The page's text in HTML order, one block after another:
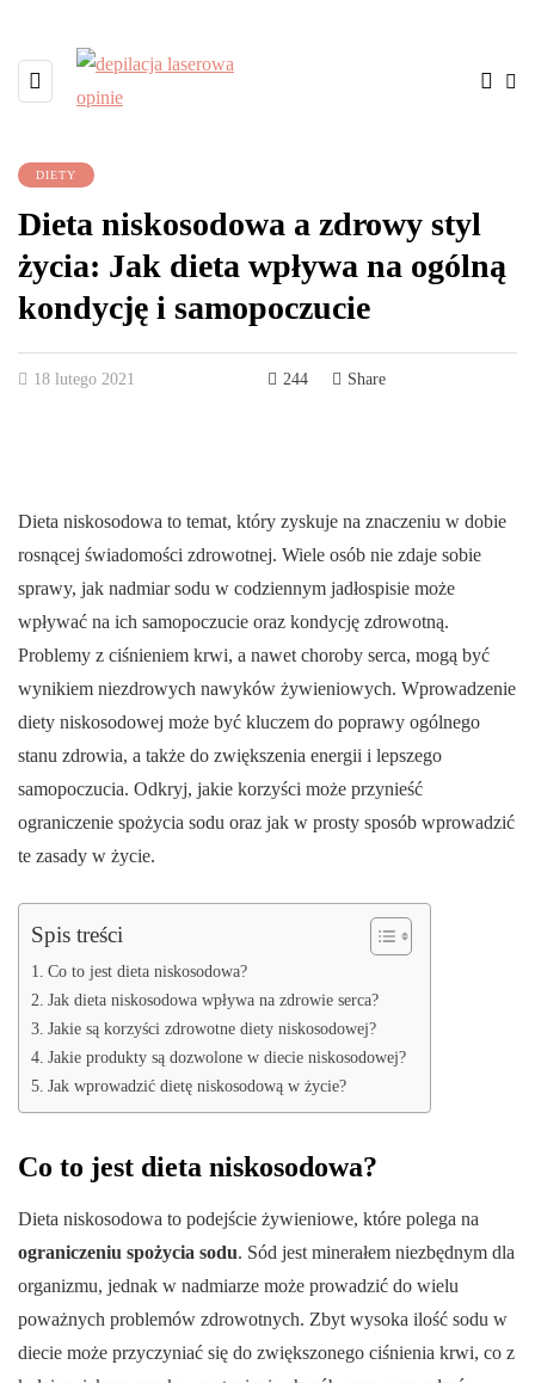
DIETY
Dieta niskosodowa a zdrowy styl
życia: Jak dieta wpływa na ogólną
kondycję i samopoczucie
18 lutego 2021 244 Share
Dieta niskosodowa to temat, który zyskuje na znaczeniu w dobie
rosnącej świadomości zdrowotnej. Wiele osób nie zdaje sobie
sprawy, jak nadmiar sodu w codziennym jadłospisie może
wpływać na ich samopoczucie oraz kondycję zdrowotną.
Problemy z ciśnieniem krwi, a nawet choroby serca, mogą być
wynikiem niezdrowych nawyków żywieniowych. Wprowadzenie
diety niskosodowej może być kluczem do poprawy ogólnego
stanu zdrowia, a także do zwiększenia energii i lepszego
samopoczucia. Odkryj, jakie korzyści może przynieść
ograniczenie spożycia sodu oraz jak w prosty sposób wprowadzić
te zasady w życie.
Spis treści
Co to jest dieta niskosodowa?
Jak dieta niskosodowa wpływa na zdrowie serca?
Jakie są korzyści zdrowotne diety niskosodowej?
Jakie produkty są dozwolone w diecie niskosodowej?
Jak wprowadzić dietę niskosodową w życie?
Co to jest dieta niskosodowa?
Dieta niskosodowa to podejście żywieniowe, które polega na
ograniczeniu spożycia sodu. Sód jest minerałem niezbędnym dla
organizmu, jednak w nadmiarze może prowadzić do wielu
poważnych problemów zdrowotnych. Zbyt wysoka ilość sodu w
diecie może przyczyniać się do zwiększonego ciśnienia krwi, co z